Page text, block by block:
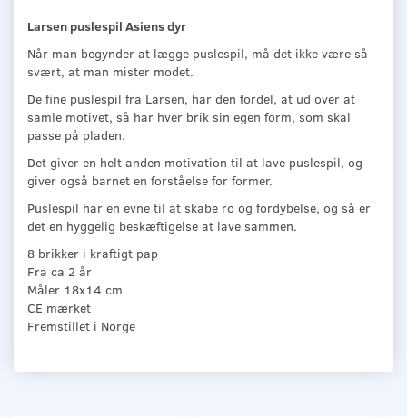
Larsen puslespil Asiens dyr
Når man begynder at lægge puslespil, må det ikke være så
svært, at man mister modet.
De fine puslespil fra Larsen, har den fordel, at ud over at
samle motivet, så har hver brik sin egen form, som skal
passe på pladen.
Det giver en helt anden motivation til at lave puslespil, og
giver også barnet en forståelse for former.
Puslespil har en evne til at skabe ro og fordybelse, og så er
det en hyggelig beskæftigelse at lave sammen.
8 brikker i kraftigt pap
Fra ca 2 år
Måler 18x14 cm
CE mærket
Fremstillet i Norge